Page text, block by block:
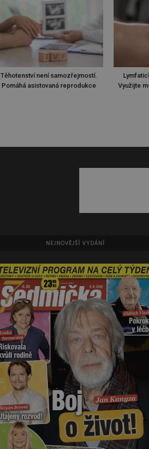
Těhotenství není samozřejmostí.
Pomáhá asistovaná reprodukce
Využijte
NEJNOVĚJŠÍ VYDÁNÍ